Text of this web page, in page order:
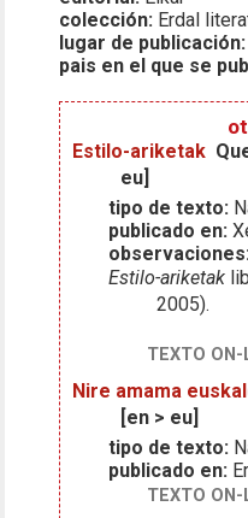
colección: Erdal
lugar de publicación:
pais en el que se
Estilo-ariketak
eu]
tipo de texto:
publicado en:
observaciones:
Estilo-ariketak
2005).
TEXTO ON-
Nire amama
[en > eu]
tipo de texto:
publicado en:
TEXTO ON-